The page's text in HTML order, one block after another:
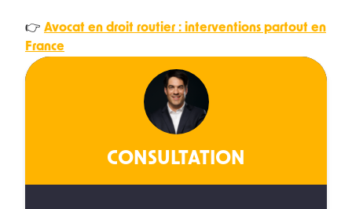
👉 Avocat en droit routier : interventions partout en
France
CONSULTATION